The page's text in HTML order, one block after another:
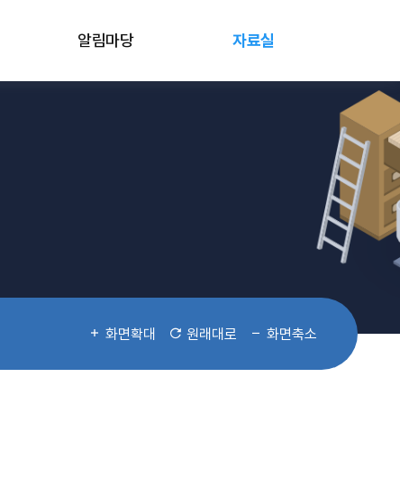
알림마당 자료실
화면확대 원래대로 화면축소